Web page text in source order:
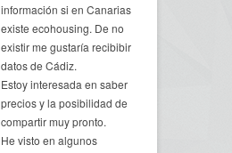
información si en Canarias
existe ecohousing. De no
existir me gustaría recibibir
datos de Cádiz.
Estoy interesada en saber
precios y la posibilidad de
compartir muy pronto.
He visto en algunos